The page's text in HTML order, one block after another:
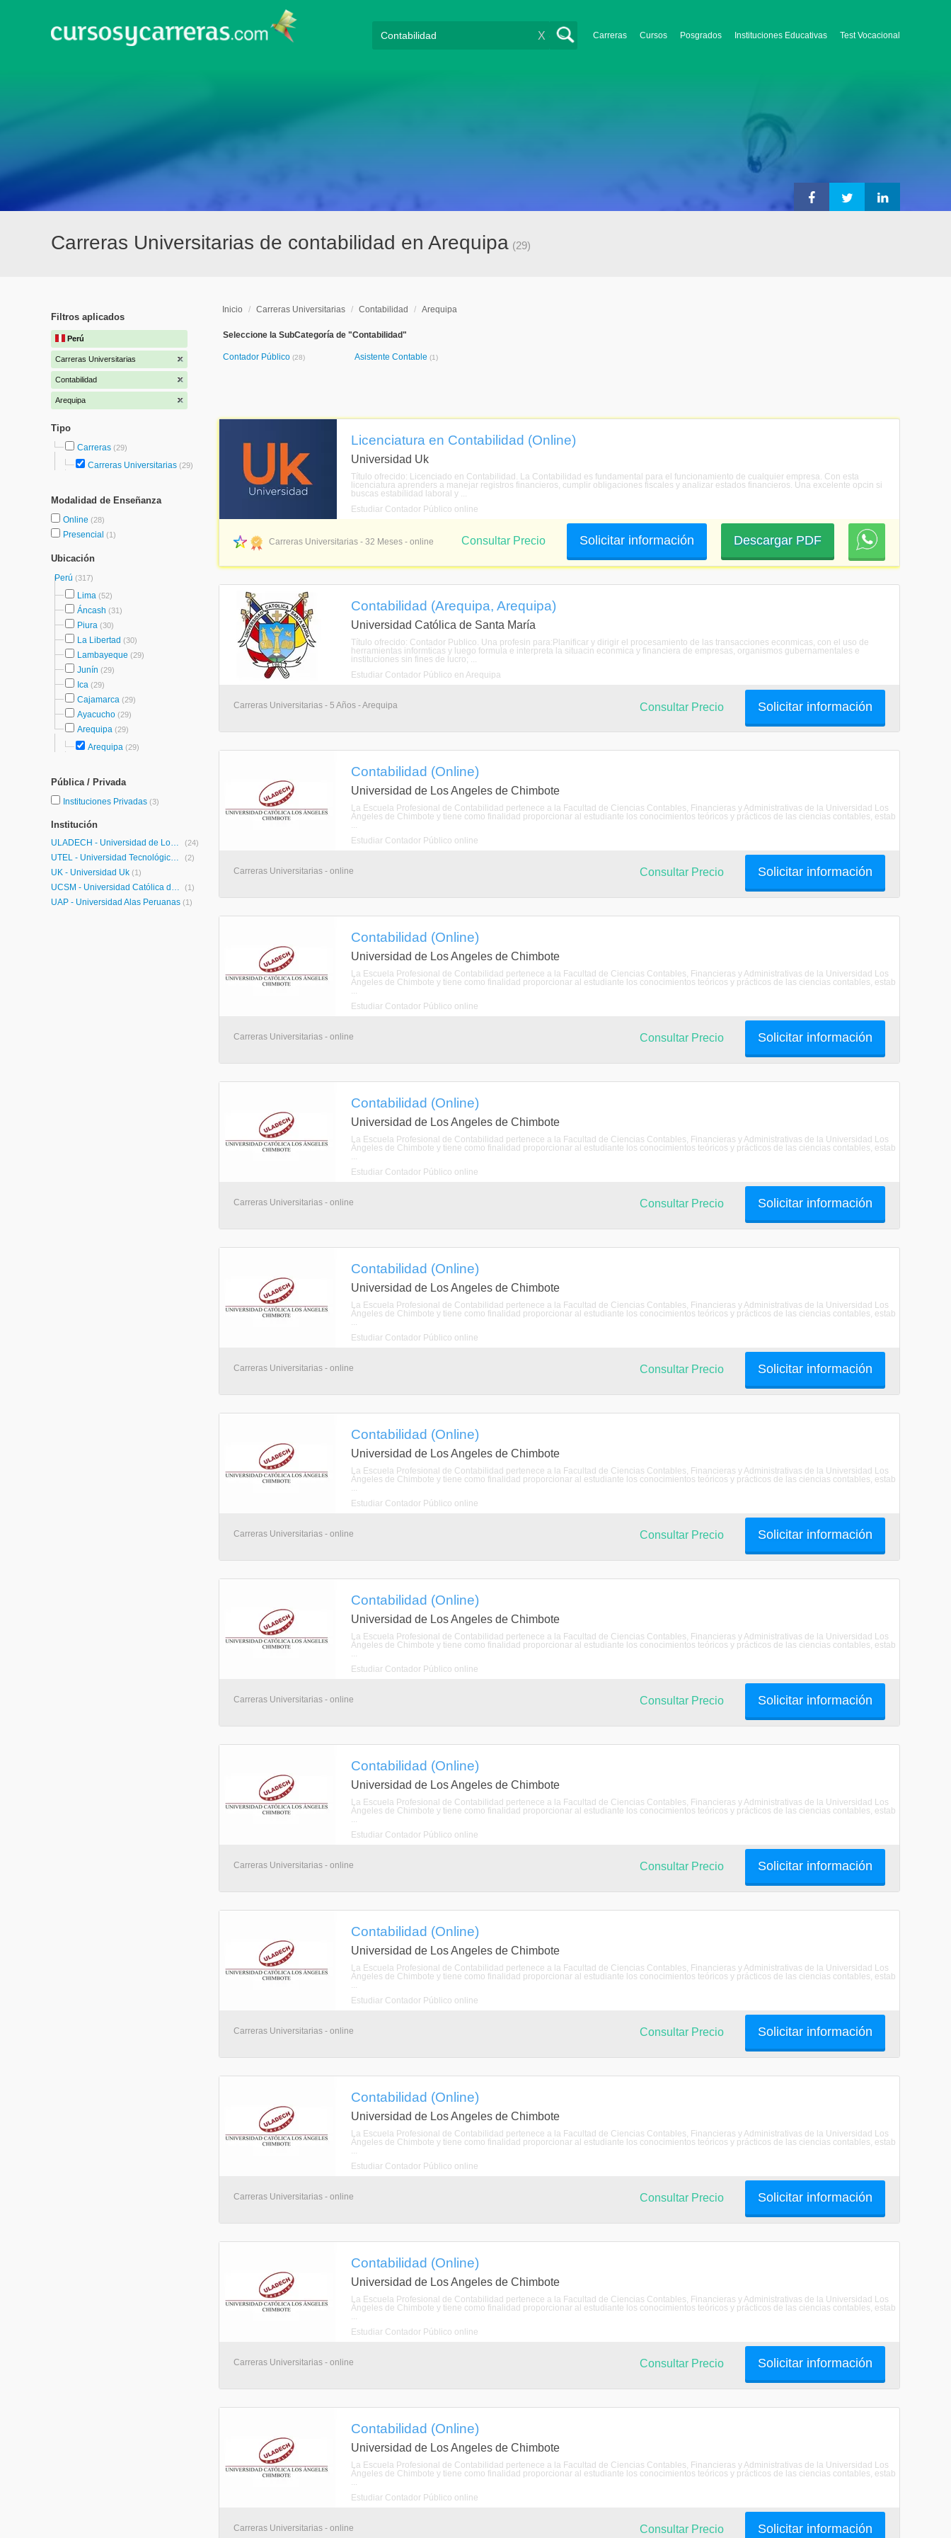
Carreras Cursos Posgrados Instituciones Educativas Test Vocacional
X
Carreras Universitarias de contabilidad en Arequipa (29)
Filtros aplicados
Perú
Carreras Universitarias
Contabilidad
Arequipa
Tipo
Carreras (29)
Carreras Universitarias (29)
Modalidad de Enseñanza
Online (28)
Presencial (1)
Ubicación
Perú (317)
Lima (52)
Áncash (31)
Piura (30)
La Libertad (30)
Lambayeque (29)
Junín (29)
Ica (29)
Cajamarca (29)
Ayacucho (29)
Arequipa (29)
Arequipa (29)
Pública / Privada
Instituciones Privadas (3)
Institución
ULADECH - Universidad de Los Angeles de Chimbote (24)
UTEL - Universidad Tecnológica Latinoamericana en Línea Perú (2)
UK - Universidad Uk (1)
UCSM - Universidad Católica de Santa María (1)
UAP - Universidad Alas Peruanas (1)
Inicio / Carreras Universitarias / Contabilidad / Arequipa
Seleccione la SubCategoría de "Contabilidad"
Contador Público (28) Asistente Contable (1)
Licenciatura en Contabilidad (Online)
Universidad Uk
Título ofrecido: Licenciado en Contabilidad. La Contabilidad es fundamental para el funcionamiento de cualquier empresa. Con esta
licenciatura aprenders a manejar registros financieros, cumplir obligaciones fiscales y analizar estados financieros. Una excelente opcin si
buscas estabilidad laboral y ...
Estudiar Contador Público online
Carreras Universitarias - 32 Meses - online Descargar PDF
Solicitar información
Consultar Precio
Contabilidad (Arequipa, Arequipa)
Universidad Católica de Santa María
Título ofrecido: Contador Publico. Una profesin para:Planificar y dirigir el procesamiento de las transacciones econmicas, con el uso de
herramientas informticas y luego formula e interpreta la situacin econmica y financiera de empresas, organismos gubernamentales e
instituciones sin fines de lucro; ...
Estudiar Contador Público en Arequipa
Carreras Universitarias - 5 Años - Arequipa Solicitar información
Consultar Precio
Contabilidad (Online)
Universidad de Los Angeles de Chimbote
La Escuela Profesional de Contabilidad pertenece a la Facultad de Ciencias Contables, Financieras y Administrativas de la Universidad Los
Ángeles de Chimbote y tiene como finalidad proporcionar al estudiante los conocimientos teóricos y prácticos de las ciencias contables, estab
...
Estudiar Contador Público online
Carreras Universitarias - online Solicitar información
Consultar Precio
Contabilidad (Online)
Universidad de Los Angeles de Chimbote
La Escuela Profesional de Contabilidad pertenece a la Facultad de Ciencias Contables, Financieras y Administrativas de la Universidad Los
Ángeles de Chimbote y tiene como finalidad proporcionar al estudiante los conocimientos teóricos y prácticos de las ciencias contables, estab
...
Estudiar Contador Público online
Carreras Universitarias - online Solicitar información
Consultar Precio
Contabilidad (Online)
Universidad de Los Angeles de Chimbote
La Escuela Profesional de Contabilidad pertenece a la Facultad de Ciencias Contables, Financieras y Administrativas de la Universidad Los
Ángeles de Chimbote y tiene como finalidad proporcionar al estudiante los conocimientos teóricos y prácticos de las ciencias contables, estab
...
Estudiar Contador Público online
Carreras Universitarias - online Solicitar información
Consultar Precio
Contabilidad (Online)
Universidad de Los Angeles de Chimbote
La Escuela Profesional de Contabilidad pertenece a la Facultad de Ciencias Contables, Financieras y Administrativas de la Universidad Los
Ángeles de Chimbote y tiene como finalidad proporcionar al estudiante los conocimientos teóricos y prácticos de las ciencias contables, estab
...
Estudiar Contador Público online
Carreras Universitarias - online Solicitar información
Consultar Precio
Contabilidad (Online)
Universidad de Los Angeles de Chimbote
La Escuela Profesional de Contabilidad pertenece a la Facultad de Ciencias Contables, Financieras y Administrativas de la Universidad Los
Ángeles de Chimbote y tiene como finalidad proporcionar al estudiante los conocimientos teóricos y prácticos de las ciencias contables, estab
...
Estudiar Contador Público online
Carreras Universitarias - online Solicitar información
Consultar Precio
Contabilidad (Online)
Universidad de Los Angeles de Chimbote
La Escuela Profesional de Contabilidad pertenece a la Facultad de Ciencias Contables, Financieras y Administrativas de la Universidad Los
Ángeles de Chimbote y tiene como finalidad proporcionar al estudiante los conocimientos teóricos y prácticos de las ciencias contables, estab
...
Estudiar Contador Público online
Carreras Universitarias - online Solicitar información
Consultar Precio
Contabilidad (Online)
Universidad de Los Angeles de Chimbote
La Escuela Profesional de Contabilidad pertenece a la Facultad de Ciencias Contables, Financieras y Administrativas de la Universidad Los
Ángeles de Chimbote y tiene como finalidad proporcionar al estudiante los conocimientos teóricos y prácticos de las ciencias contables, estab
...
Estudiar Contador Público online
Carreras Universitarias - online Solicitar información
Consultar Precio
Contabilidad (Online)
Universidad de Los Angeles de Chimbote
La Escuela Profesional de Contabilidad pertenece a la Facultad de Ciencias Contables, Financieras y Administrativas de la Universidad Los
Ángeles de Chimbote y tiene como finalidad proporcionar al estudiante los conocimientos teóricos y prácticos de las ciencias contables, estab
...
Estudiar Contador Público online
Carreras Universitarias - online Solicitar información
Consultar Precio
Contabilidad (Online)
Universidad de Los Angeles de Chimbote
La Escuela Profesional de Contabilidad pertenece a la Facultad de Ciencias Contables, Financieras y Administrativas de la Universidad Los
Ángeles de Chimbote y tiene como finalidad proporcionar al estudiante los conocimientos teóricos y prácticos de las ciencias contables, estab
...
Estudiar Contador Público online
Carreras Universitarias - online Solicitar información
Consultar Precio
Contabilidad (Online)
Universidad de Los Angeles de Chimbote
La Escuela Profesional de Contabilidad pertenece a la Facultad de Ciencias Contables, Financieras y Administrativas de la Universidad Los
Ángeles de Chimbote y tiene como finalidad proporcionar al estudiante los conocimientos teóricos y prácticos de las ciencias contables, estab
...
Estudiar Contador Público online
Carreras Universitarias - online Solicitar información
Consultar Precio
Contabilidad (Online)
Universidad de Los Angeles de Chimbote
La Escuela Profesional de Contabilidad pertenece a la Facultad de Ciencias Contables, Financieras y Administrativas de la Universidad Los
Ángeles de Chimbote y tiene como finalidad proporcionar al estudiante los conocimientos teóricos y prácticos de las ciencias contables, estab
...
Estudiar Contador Público online
Carreras Universitarias - online Solicitar información
Consultar Precio